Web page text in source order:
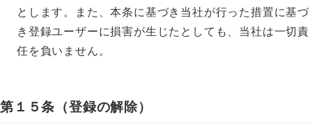
とします。また、本条に基づき当社が行った措置に基づ
き登録ユーザーに損害が生じたとしても、当社は一切責
任を負いません。
第１５条（登録の解除）